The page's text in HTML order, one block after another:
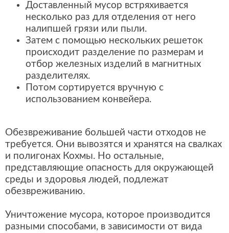
Доставленный мусор встряхивается
несколько раз для отделения от него
налипшей грязи или пыли.
Затем с помощью нескольких решеток
происходит разделение по размерам и
отбор железных изделий в магнитных
разделителях.
Потом сортируется вручную с
использованием конвейера.
Обезвреживание большей части отходов не
требуется. Они вывозятся и хранятся на свалках
и полигонах Кохмы. Но остальные,
представляющие опасность для окружающей
среды и здоровья людей, подлежат
обезвреживанию.
Уничтожение мусора, которое производится
разными способами, в зависимости от вида